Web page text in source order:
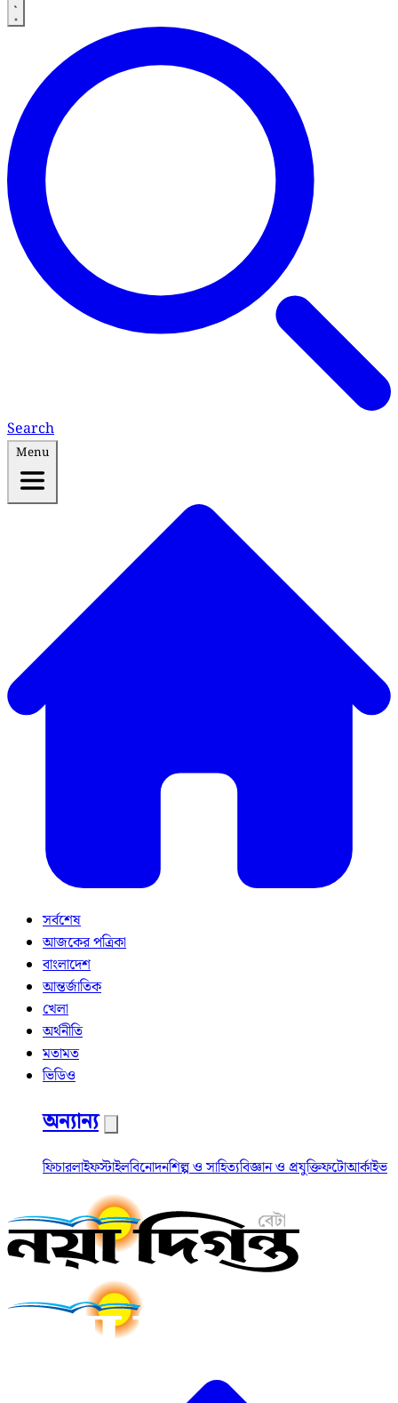
Search
Menu
সর্বশেষ
আজকের পত্রিকা
বাংলাদেশ
আন্তর্জাতিক
খেলা
অর্থনীতি
মতামত
ভিডিও
অন্যান্য
ফিচারলাইফস্টাইলবিনোদনশিল্প ও সাহিত্যবিজ্ঞান ও প্রযুক্তিফটোআর্কাইভ